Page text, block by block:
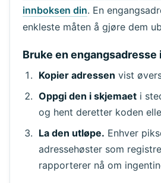
innboksen din. En
enkleste måten å gjøre dem
Bruke en engangsadresse
Kopier adressen vist
Oppgi den i skjemaeti
og hent deretter koden
La den utløpe. Enhver
adressehøster som
rapporterer nå om